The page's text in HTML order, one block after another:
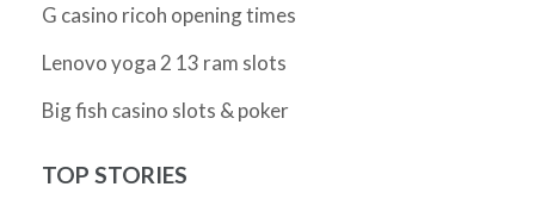
G casino ricoh opening times
Lenovo yoga 2 13 ram slots
Big fish casino slots & poker
TOP STORIES